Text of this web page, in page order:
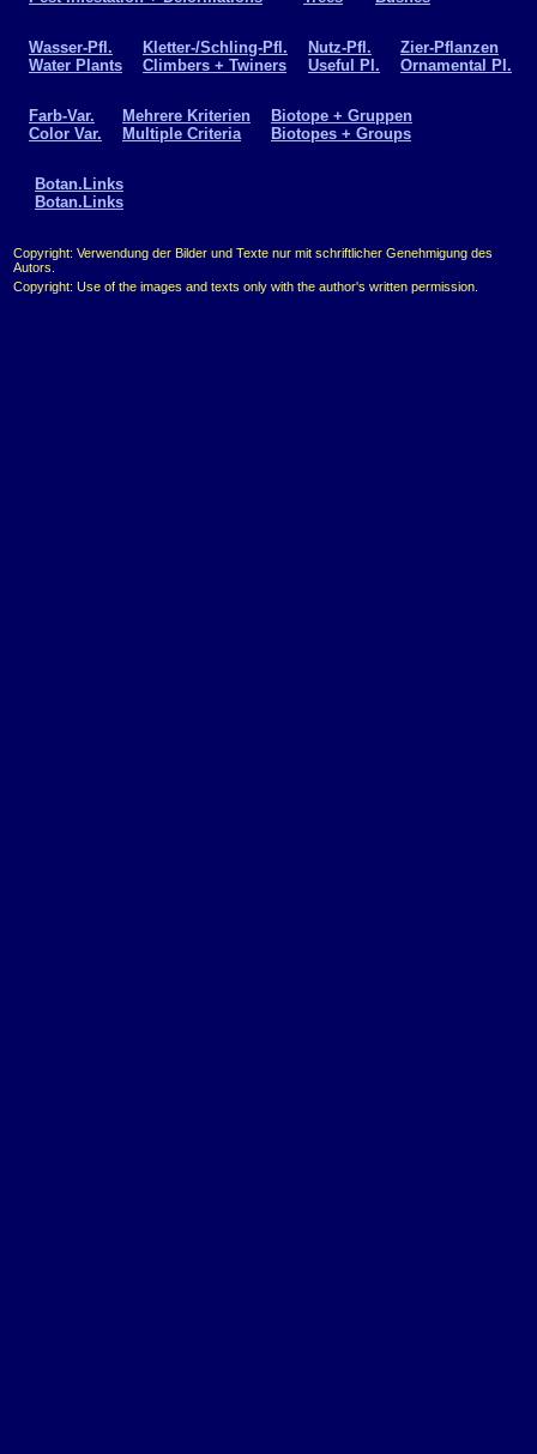
Wasser-Pfl.
Water Plants
Kletter-/Schling-Pfl.
Climbers + Twiners
Nutz-Pfl.
Useful Pl.
Zier-Pflanzen
Ornamental Pl.
Farb-Var.
Color Var.
Mehrere Kriterien
Multiple Criteria
Biotope + Gruppen
Biotopes + Groups
Botan.Links
Botan.Links
Copyright: Verwendung der Bilder und Texte nur mit schriftlicher Genehmigung des
Autors.
Copyright: Use of the images and texts only with the author's written permission.